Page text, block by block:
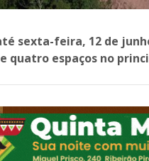
sexta-feira, 12 de
quatro espaços no